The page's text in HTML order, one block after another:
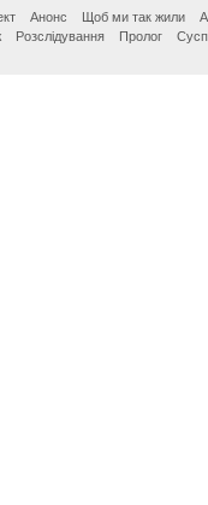
Анонс Щоб ми так жили
Розслідування Пролог